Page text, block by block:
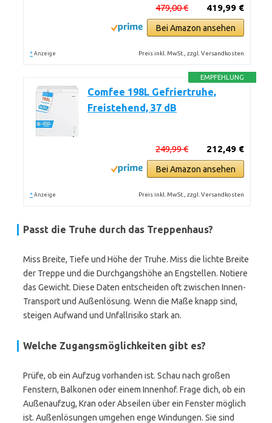
419,99 €
479,00 €
Bei Amazon ansehen
* Anzeige Preis inkl. MwSt., zzgl. Versandkosten
EMPFEHLUNG
Comfee 198L Gefriertruhe,
Freistehend, 37 dB
212,49 €
249,99 €
Bei Amazon ansehen
* Anzeige Preis inkl. MwSt., zzgl. Versandkosten
Passt die Truhe durch das Treppenhaus?
Miss Breite, Tiefe und Höhe der Truhe. Miss die lichte Breite
der Treppe und die Durchgangshöhe an Engstellen. Notiere
das Gewicht. Diese Daten entscheiden oft zwischen Innen-
Transport und Außenlösung. Wenn die Maße knapp sind,
steigen Aufwand und Unfallrisiko stark an.
Welche Zugangsmöglichkeiten gibt es?
Prüfe, ob ein Aufzug vorhanden ist. Schau nach großen
Fenstern, Balkonen oder einem Innenhof. Frage dich, ob ein
Außenaufzug, Kran oder Abseilen über ein Fenster möglich
ist. Außenlösungen umgehen enge Windungen. Sie sind